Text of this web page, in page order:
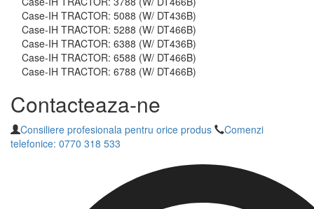
Case-IH TRACTOR: 5088 (W/ DT436B)
Case-IH TRACTOR: 5288 (W/ DT466B)
Case-IH TRACTOR: 6388 (W/ DT436B)
Case-IH TRACTOR: 6588 (W/ DT466B)
Case-IH TRACTOR: 6788 (W/ DT466B)
Contacteaza-ne
Consiliere profesionala pentru orice produs
Comenzi
telefonice: 0770 318 533